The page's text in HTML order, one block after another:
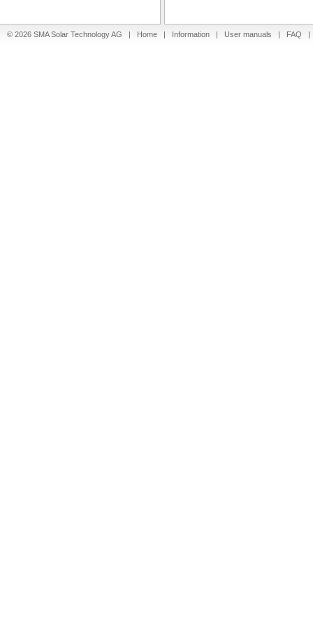
© 2026 SMA Solar Technology AG | Home | Information | User manuals | FAQ